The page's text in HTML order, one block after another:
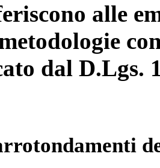
alle
dal D.Lgs.